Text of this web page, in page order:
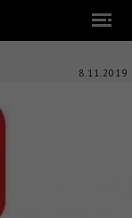
8.11.2019